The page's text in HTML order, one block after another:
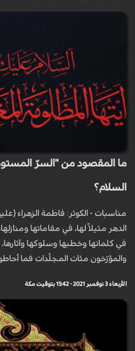
ما المقصود من "السرّ
السلام؟
مناسبات - الكوثر: فاطمة الزهراء
الدهر مثيلاً لها، في مقاماتها
في كلماتها وخطبها وسلوكها
والمؤرّخون مئات المجلّدات فما
الأربعاء 3 نوفمبر 2021 - 15:42 بتوقيت مكة